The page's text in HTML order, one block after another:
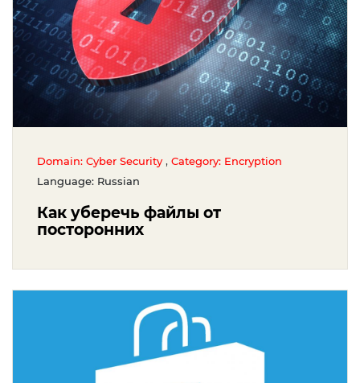
Domain: Cyber Security , Category: Encryption
Language: Russian
Как уберечь файлы от
посторонних